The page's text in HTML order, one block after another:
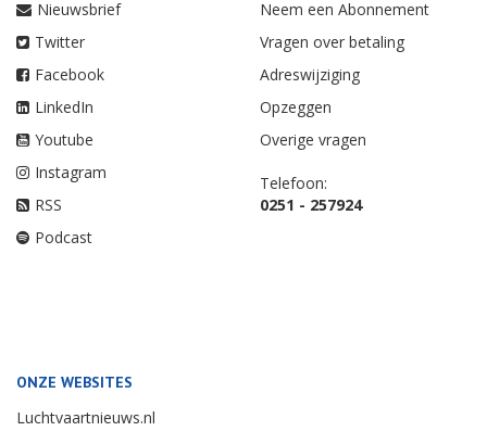
Nieuwsbrief
Twitter
Facebook
LinkedIn
Youtube
Instagram
RSS
Podcast
Neem een Abonnement
Vragen over betaling
Adreswijziging
Opzeggen
Overige vragen
Telefoon:
0251 - 257924
ONZE WEBSITES
Luchtvaartnieuws.nl